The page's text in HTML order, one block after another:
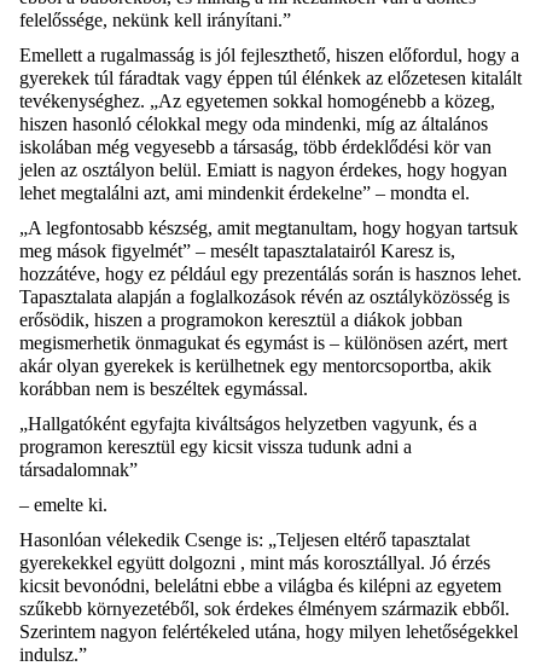
felelőssége, nekünk kell irányítani.”
Emellett a rugalmasság is jól fejleszthető, hiszen előfordul, hogy a
gyerekek túl fáradtak vagy éppen túl élénkek az előzetesen kitalált
tevékenységhez. „Az egyetemen sokkal homogénebb a közeg,
hiszen hasonló célokkal megy oda mindenki, míg az általános
iskolában még vegyesebb a társaság, több érdeklődési kör van
jelen az osztályon belül. Emiatt is nagyon érdekes, hogy hogyan
lehet megtalálni azt, ami mindenkit érdekelne” – mondta el.
„A legfontosabb készség, amit megtanultam, hogy hogyan tartsuk
meg mások figyelmét” – mesélt tapasztalatairól Karesz is,
hozzátéve, hogy ez például egy prezentálás során is hasznos lehet.
Tapasztalata alapján a foglalkozások révén az osztályközösség is
erősödik, hiszen a programokon keresztül a diákok jobban
megismerhetik önmagukat és egymást is – különösen azért, mert
akár olyan gyerekek is kerülhetnek egy mentorcsoportba, akik
korábban nem is beszéltek egymással.
„Hallgatóként egyfajta kiváltságos helyzetben vagyunk, és a
programon keresztül egy kicsit vissza tudunk adni a
társadalomnak”
– emelte ki.
Hasonlóan vélekedik Csenge is: „Teljesen eltérő tapasztalat
gyerekekkel együtt dolgozni , mint más korosztállyal. Jó érzés
kicsit bevonódni, belelátni ebbe a világba és kilépni az egyetem
szűkebb környezetéből, sok érdekes élményem származik ebből.
Szerintem nagyon felértékeled utána, hogy milyen lehetőségekkel
indulsz.”